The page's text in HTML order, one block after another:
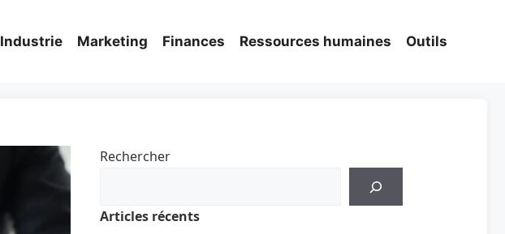
Industrie Marketing Finances Ressources humaines Outils
Rechercher
Articles récents